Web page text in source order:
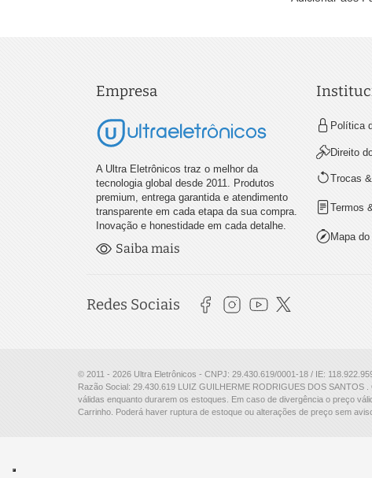
Empresa
A Ultra Eletrônicos traz o melhor da
tecnologia global desde 2011. Produtos
premium, entrega garantida e atendimento
transparente em cada etapa da sua compra.
Inovação e honestidade em cada detalhe.
Saiba mais
Política
Direito
Trocas
Termos
Mapa
Redes Sociais
© 2011 - 2026 Ultra Eletrônicos - CNPJ: 29.430.619/0001-18 / IE:
Razão Social: 29.430.619 LUIZ GUILHERME RODRIGUES DOS SANTOS .
válidas enquanto durarem os estoques. Em caso de divergência o preço
Carrinho. Poderá haver ruptura de estoque ou alterações de preço sem